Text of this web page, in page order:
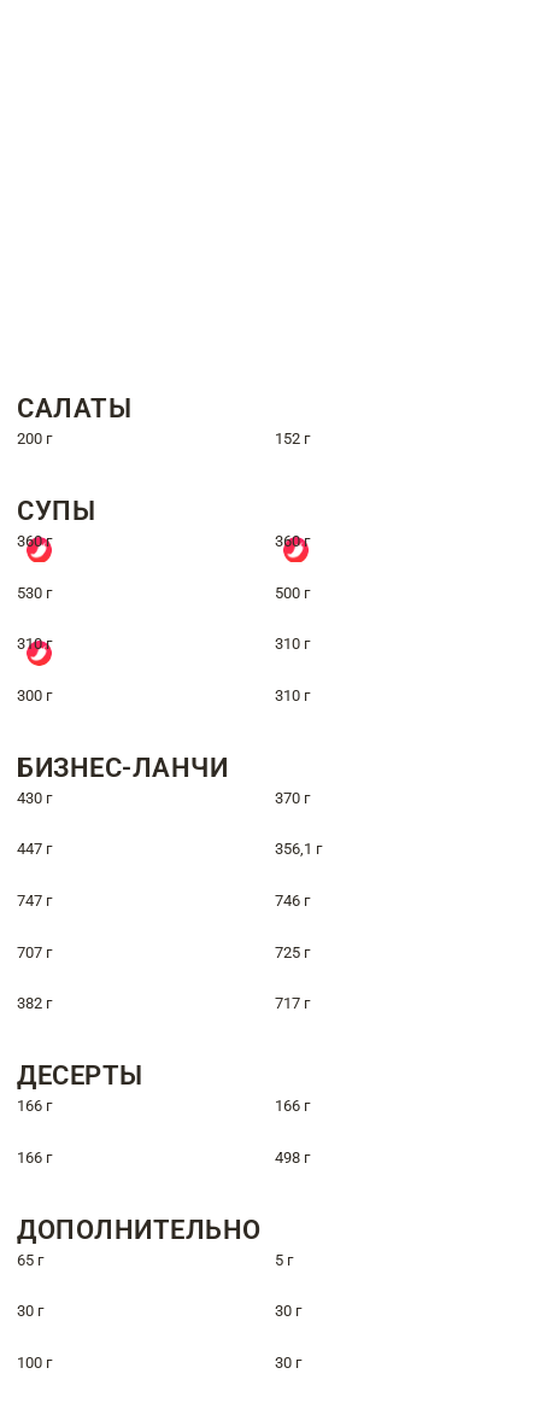
САЛАТЫ
200 г 152 г
СУПЫ
360 г 360 г
530 г 500 г
310 г 310 г
300 г 310 г
БИЗНЕС-ЛАНЧИ
430 г 370 г
447 г 356,1 г
747 г 746 г
707 г 725 г
382 г 717 г
ДЕСЕРТЫ
166 г 166 г
166 г 498 г
ДОПОЛНИТЕЛЬНО
65 г 5 г
30 г 30 г
100 г 30 г